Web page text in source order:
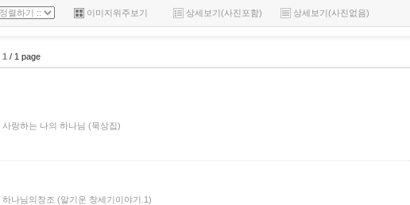
이미지위주보기 상세보기(사진포함) 상세보기(사진없음)
1 / 1 page
사랑하는 나의 하나님 (묵상집)
하나님의창조 (알기운 창세기이야기.1)